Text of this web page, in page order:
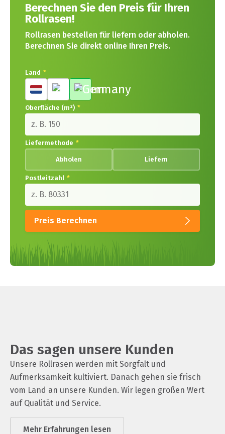
Berechnen Sie den Preis für Ihren
Rollrasen!
Rollrasen bestellen für liefern oder abholen.
Berechnen Sie direkt online Ihren Preis.
Land *
Oberfläche (m²) *
Liefermethode *
Abholen Liefern
Postleitzahl *
Preis Berechnen
Das sagen unsere Kunden
Unsere Rollrasen werden mit Sorgfalt und
Aufmerksamkeit kultiviert. Danach gehen sie frisch
vom Land an unsere Kunden. Wir legen großen Wert
auf Qualität und Service.
Mehr Erfahrungen lesen